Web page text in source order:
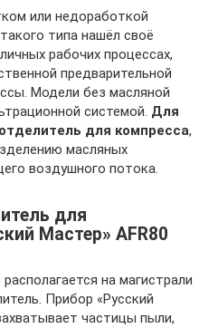
или недоработкой
типа нашёл своё
рабочих процессах,
предварительной
Модели без масляной
системой. Для
для компресса,
масляных
воздушного потока.
для
Мастер» AFR80
на магистрали
Прибор «Русский
частицы пыли,